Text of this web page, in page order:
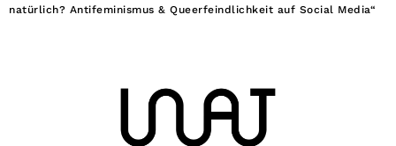
natürlich? Antifeminismus & Queerfeindlichkeit auf Social Media“